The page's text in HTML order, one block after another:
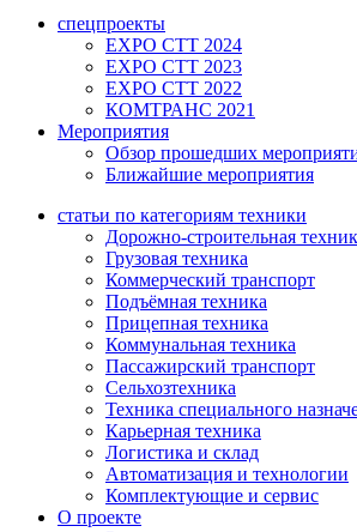
спецпроекты
EXPO CTT 2024
EXPO CTT 2023
EXPO CTT 2022
КОМТРАНС 2021
Мероприятия
Обзор прошедших
Ближайшие мероприятия
статьи по категориям техники
Дорожно-строительная
Грузовая техника
Коммерческий транспорт
Подъёмная техника
Прицепная техника
Коммунальная техника
Пассажирский транспорт
Сельхозтехника
Техника специального
Карьерная техника
Логистика и склад
Автоматизация и технологии
Комплектующие и сервис
О проекте